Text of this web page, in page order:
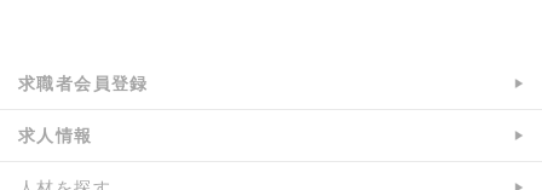
求職者会員登録
求人情報